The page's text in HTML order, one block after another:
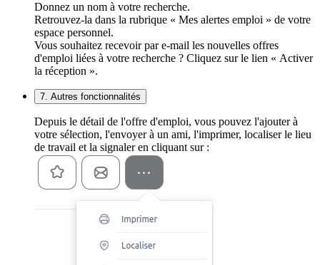
Donnez un nom à votre recherche.
Retrouvez-la dans la rubrique « Mes alertes emploi » de votre
espace personnel.
Vous souhaitez recevoir par e-mail les nouvelles offres
d'emploi liées à votre recherche ? Cliquez sur le lien « Activer
la réception ».
7. Autres fonctionnalités
Depuis le détail de l'offre d'emploi, vous pouvez l'ajouter à
votre sélection, l'envoyer à un ami, l'imprimer, localiser le lieu
de travail et la signaler en cliquant sur :